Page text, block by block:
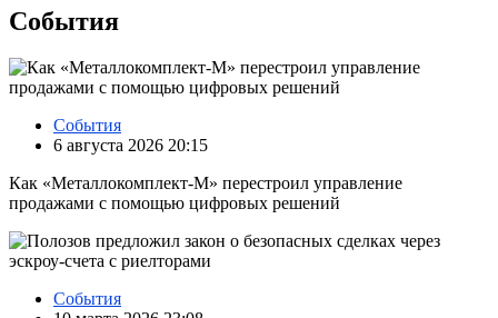
События
События
6 августа 2026 20:15
Как «Металлокомплект-М» перестроил управление
продажами с помощью цифровых решений
События